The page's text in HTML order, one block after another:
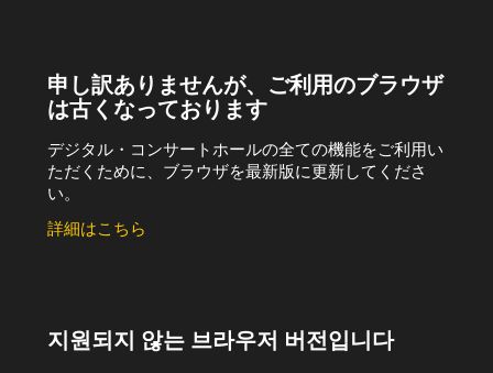
申し訳ありませんが、ご利用のブラウザ
は古くなっております
デジタル・コンサートホールの全ての機能をご利用い
ただくために、ブラウザを最新版に更新してくださ
い。
詳細はこちら
지원되지 않는 브라우저 버전입니다